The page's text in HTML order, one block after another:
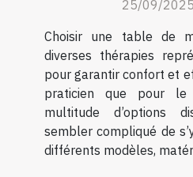
25/09/
Choisir une table de
diverses thérapies
pour garantir confort et
praticien que pour
multitude d’options
sembler compliqué de
différents modèles,